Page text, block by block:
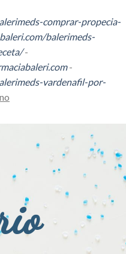
comprar-propecia-
balerimeds-
-
-
vardenafil-por-